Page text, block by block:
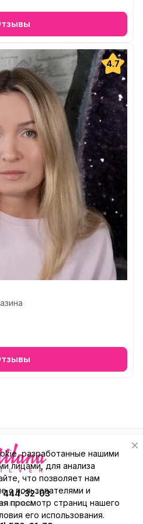
4.7
444-32-03
разработанные нашими
лицами, для анализа
что позволяет нам
с пользователями и
просмотр страниц нашего
его использования.